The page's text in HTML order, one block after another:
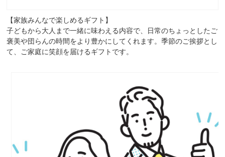
【家族みんなで楽しめるギフト】
子どもから大人まで一緒に味わえる内容で、日常のちょっとしたご
褒美や団らんの時間をより豊かにしてくれます。季節のご挨拶とし
て、ご家庭に笑顔を届けるギフトです。